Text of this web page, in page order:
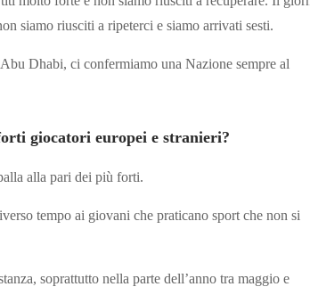
siamo riusciti a ripeterci e siamo arrivati sesti.
Dhabi, ci confermiamo una Nazione sempre al
giocatori europei e stranieri?
alla pari dei più forti.
tempo ai giovani che praticano sport che non si
soprattutto nella parte dell’anno tra maggio e